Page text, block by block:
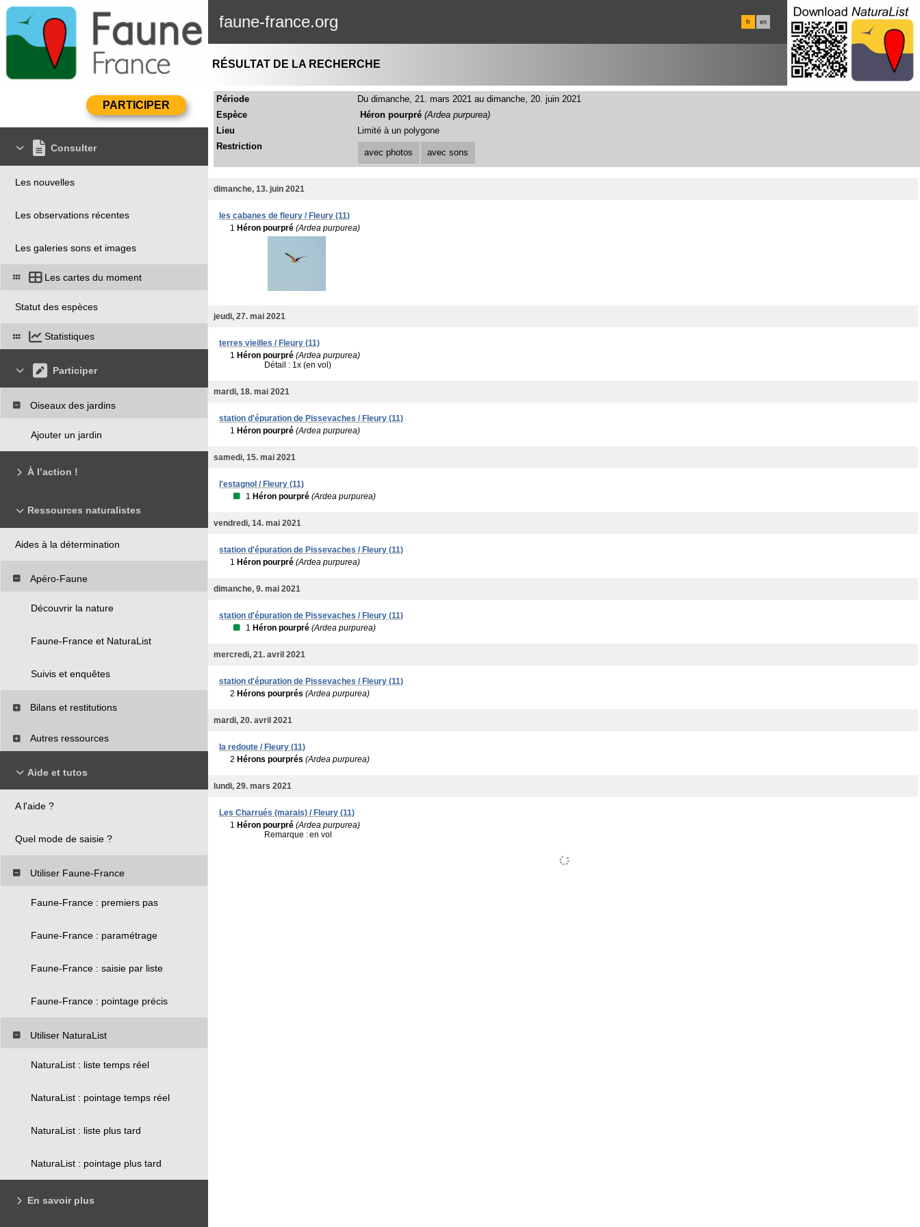
faune-france.org fr en
Consulter
Les nouvelles
Les observations récentes
Les galeries sons et images
Les cartes du moment
Statut des espèces
Statistiques
Participer
Oiseaux des jardins
Ajouter un jardin
À l’action !
Ressources naturalistes
Aides à la détermination
Apéro-Faune
Découvrir la nature
Faune-France et NaturaList
Suivis et enquêtes
Bilans et restitutions
Autres ressources
Aide et tutos
A l'aide ?
Quel mode de saisie ?
Utiliser Faune-France
Faune-France : premiers pas
Faune-France : paramétrage
Faune-France : saisie par liste
Faune-France : pointage précis
Utiliser NaturaList
NaturaList : liste temps réel
NaturaList : pointage temps réel
NaturaList : liste plus tard
NaturaList : pointage plus tard
En savoir plus
RÉSULTAT DE LA RECHERCHE
Période
Du dimanche, 21. mars 2021 au dimanche, 20. juin 2021
Espèce
Héron pourpré (Ardea purpurea)
Lieu
Limité à un polygone
Restriction
avec photos avec sons
dimanche, 13. juin 2021
les cabanes de fleury / Fleury (11)
1 Héron pourpré (Ardea purpurea)
jeudi, 27. mai 2021
terres vieilles / Fleury (11)
1 Héron pourpré (Ardea purpurea)
Détail : 1x (en vol)
mardi, 18. mai 2021
station d'épuration de Pissevaches / Fleury (11)
1 Héron pourpré (Ardea purpurea)
samedi, 15. mai 2021
l'estagnol / Fleury (11)
1 Héron pourpré (Ardea purpurea)
vendredi, 14. mai 2021
station d'épuration de Pissevaches / Fleury (11)
1 Héron pourpré (Ardea purpurea)
dimanche, 9. mai 2021
station d'épuration de Pissevaches / Fleury (11)
1 Héron pourpré (Ardea purpurea)
mercredi, 21. avril 2021
station d'épuration de Pissevaches / Fleury (11)
2 Hérons pourprés (Ardea purpurea)
mardi, 20. avril 2021
la redoute / Fleury (11)
2 Hérons pourprés (Ardea purpurea)
lundi, 29. mars 2021
Les Charrués (marais) / Fleury (11)
1 Héron pourpré (Ardea purpurea)
Remarque :en vol